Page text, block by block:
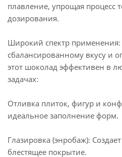
плавление, упрощая процесс
дозирования.
Широкий спектр применения:
сбалансированному вкусу и
этот шоколад эффективен в
задачах:
Отливка плиток, фигур и
идеальное заполнение форм.
Глазировка (энробаж):
блестящее покрытие.